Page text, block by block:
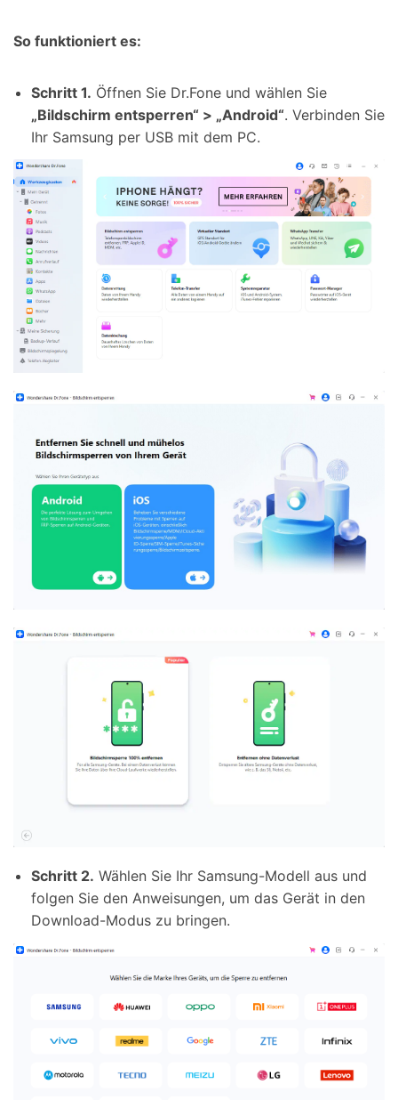
So funktioniert es:
Schritt 1. Öffnen Sie Dr.Fone und wählen Sie
„Bildschirm entsperren“ > „Android“. Verbinden Sie
Ihr Samsung per USB mit dem PC.
Schritt 2. Wählen Sie Ihr Samsung-Modell aus und
folgen Sie den Anweisungen, um das Gerät in den
Download-Modus zu bringen.